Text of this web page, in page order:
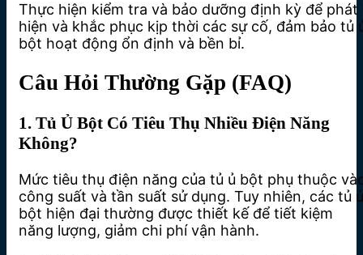
Thực hiện kiểm tra và bảo dưỡng định kỳ để phát
hiện và khắc phục kịp thời các sự cố, đảm bảo tủ
bột hoạt động ổn định và bền bỉ.
Câu Hỏi Thường Gặp (FAQ)
1. Tủ Ủ Bột Có Tiêu Thụ Nhiều Điện Năng
Không?
Mức tiêu thụ điện năng của tủ ủ bột phụ thuộc
công suất và tần suất sử dụng. Tuy nhiên, các tủ ủ
bột hiện đại thường được thiết kế để tiết kiệm
năng lượng, giảm chi phí vận hành.